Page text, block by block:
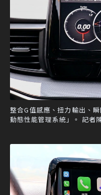
整合G值感應、扭力輸出、
動態性能管理系統」。 記者